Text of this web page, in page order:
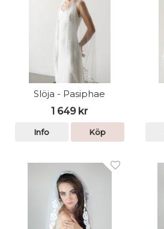
Slöja - Pasiphae
1 649 kr
Info Köp